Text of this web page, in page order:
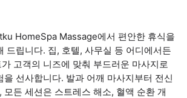
HomeSpa Massage에서 편안한 휴식을
드립니다. 집, 호텔, 사무실 등 어디에서든
고객의 니즈에 맞춰 부드러운 마사지로
을 선사합니다. 발과 어깨 마사지부터 전신
모든 세션은 스트레스 해소, 혈액 순환 개